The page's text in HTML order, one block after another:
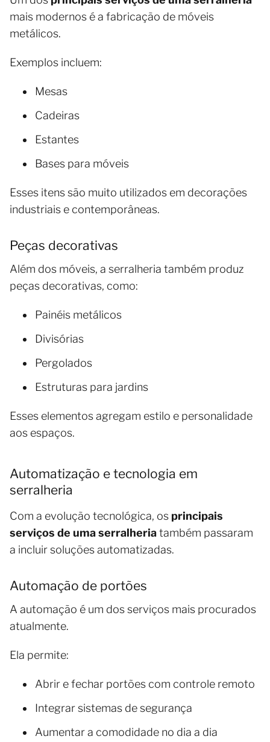
mais modernos é a fabricação de móveis
metálicos.
Exemplos incluem:
Mesas
Cadeiras
Estantes
Bases para móveis
Esses itens são muito utilizados em decorações
industriais e contemporâneas.
Peças decorativas
Além dos móveis, a serralheria também produz
peças decorativas, como:
Painéis metálicos
Divisórias
Pergolados
Estruturas para jardins
Esses elementos agregam estilo e personalidade
aos espaços.
Automatização e tecnologia em
serralheria
Com a evolução tecnológica, os principais
serviços de uma serralheriatambém passaram
a incluir soluções automatizadas.
Automação de portões
A automação é um dos serviços mais procurados
atualmente.
Ela permite:
Abrir e fechar portões com controle remoto
Integrar sistemas de segurança
Aumentar a comodidade no dia a dia